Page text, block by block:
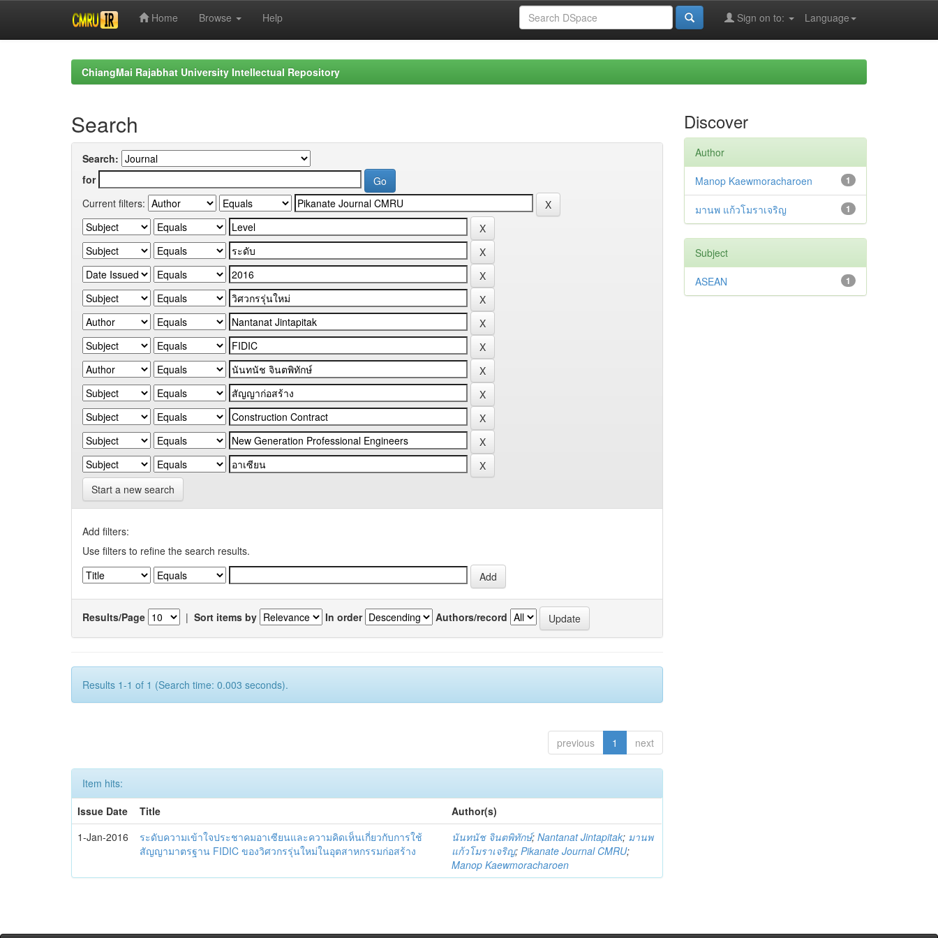
Home Browse Help Language
Sign on to:
ChiangMai Rajabhat University Intellectual Repository
Search
Search:
for
Current filters:
Start a new search
Add filters:
Use filters to refine the search results.
Results/Page | Sort items by In order Authors/record
Results 1-1 of 1 (Search time: 0.003 seconds).
previous 1 next
Item hits:
Issue Date
Title
Author(s)
1-Jan-2016
ระดับความเข้าใจประชาคมอาเซียนและความคิดเห็นเกี่ยวกับการใช้
สัญญามาตรฐาน FIDIC ของวิศวกรรุ่นใหม่ในอุตสาหกรรมก่อสร้าง
นันทนัช จินตพิทักษ์;Nantanat Jintapitak; มานพ
แก้วโมราเจริญ;Pikanate Journal CMRU;
Manop Kaewmoracharoen
Discover
Author
1
Manop Kaewmoracharoen
1
มานพ แก้วโมราเจริญ
Subject
1
ASEAN